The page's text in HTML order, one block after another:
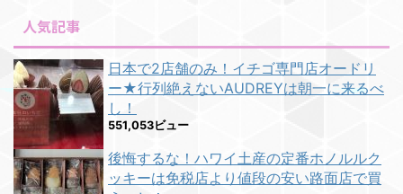
人気記事
日本で2店舗のみ！イチゴ専門店オードリ
ー★行列絶えないAUDREYは朝一に来るべ
し！
551,053ビュー
後悔するな！ハワイ土産の定番ホノルルク
ッキーは免税店より値段の安い路面店で買